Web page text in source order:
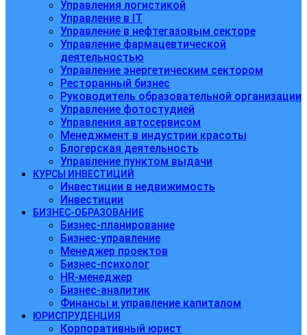
Управления логистикой
Управление в IT
Управление в нефтегазовым секторе
Управление фармацевтической
деятельностью
Управление энергетическим сектором
Ресторанный бизнес
Руководитель образовательной организации
Управление фотостудией
Управления автосервисом
Менеджмент в индустрии красоты
Блогерская деятельность
Управление пунктом выдачи
КУРСЫ ИНВЕСТИЦИЙ
Инвестиции в недвижимость
Инвестиции
БИЗНЕС-ОБРАЗОВАНИЕ
Бизнес-планирование
Бизнес-управление
Менеджер проектов
Бизнес-психолог
HR-менеджер
Бизнес-аналитик
Финансы и управление капиталом
ЮРИСПРУДЕНЦИЯ
Корпоративный юрист